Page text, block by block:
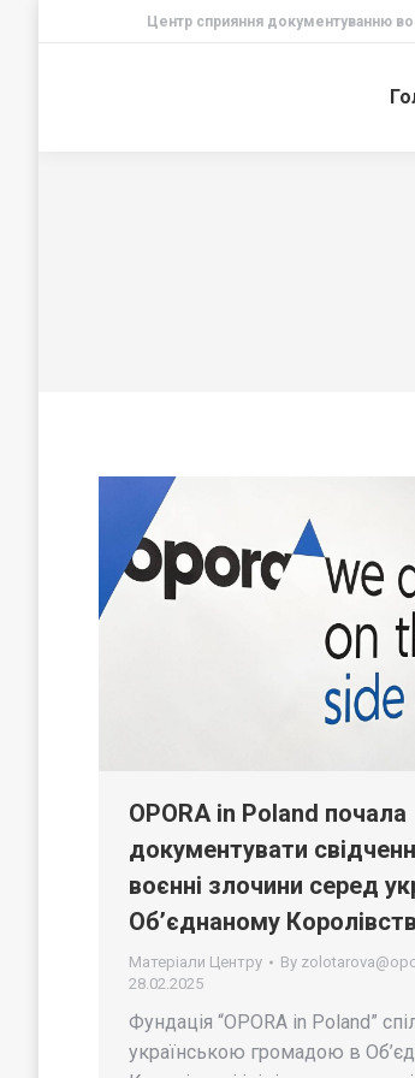
Центр сприяння документуванню
OPORA in Poland почала
документувати
воєнні злочини серед
Об’єднаному
Матеріали Центру By
28.02.2025
Фундація “OPORA in Poland”
українською громадою в